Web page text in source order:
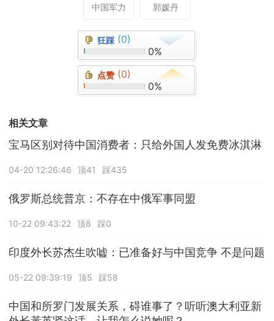
中国军力 郭媛丹
狂踩 (0)
0%
点赞 (0)
0%
相关文章
宝马区别对待中国消费者：只给外国人发免费冰淇淋
04-20 12:26:46 顶41 踩435
俄罗斯总统普京：不存在中俄军事同盟
10-22 09:43:22 顶8 踩0
印度外长苏杰生吹嘘：已准备好与中国竞争 不是问题
05-22 09:39:19 顶5 踩58
中国和所罗门发展关系，碍谁事了？听听澳大利亚新